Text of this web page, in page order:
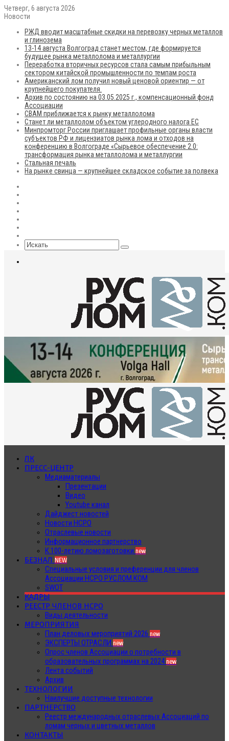
Четверг, 6 августа 2026
Новости
РЖД вводит масштабные скидки на перевозку черных металлов
и глинозема
13-14 августа Волгоград станет местом, где формируется
будущее рынка металлолома и металлургии
Переработка вторичных ресурсов стала самым прибыльным
сектором китайской промышленности по темпам роста
Американский лом получил новый ценовой ориентир — от
крупнейшего покупателя.
Архив по состоянию на 03.05.2025 г., компенсационный фонд
Ассоциации
CBAM приближается к рынку металлолома
Станет ли металлолом объектом углеродного налога ЕС
Минпромторг России приглашает профильные органы власти
субъектов РФ и лицензиатов рынка лома и отходов на
конференцию в Волгограде «Сырьевое обеспечение 2.0:
трансформация рынка металлолома и металлургии
Стальная печаль
На рынке свинца — крупнейшее складское событие за полвека
Искать
ЛК
ПРЕСС-ЦЕНТР
Медиаматериалы
Презентации
Видео
Youtube канал
Дайджест новостей
Новости НСРО
Отраслевые новости
Информационное партнерство
К 100-летию ломозаготовки new
БЕЗНАЛ NEW
Специальные условия и преференции для членов
Ассоциации НСРО РУСЛОМ.КОМ
SWOT
КАДРЫ
РЕЕСТР ЧЛЕНОВ НСРО
Виды деятельности
МЕРОПРИЯТИЯ
План деловых мероприятий 2026 new
ЭКСПЕРТЫ ОТРАСЛИ new
Опрос членов Ассоциации о потребности в
образовательных программах на 2024new
Лента событий
Архив
ТЕХНОЛОГИИ
Наилучшие доступные технологии
ПАРТНЕРСТВО
Реестр международных отраслевых Ассоциаций по
ломам черных и цветных металлов
КОНТАКТЫ